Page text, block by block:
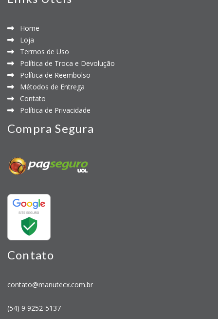
Home
Loja
Termos de Uso
Política de Troca e Devolução
Política de Reembolso
Métodos de Entrega
Contato
Política de Privacidade
Compra Segura
Contato
contato@manutecx.com.br
(54) 9 9252-5137